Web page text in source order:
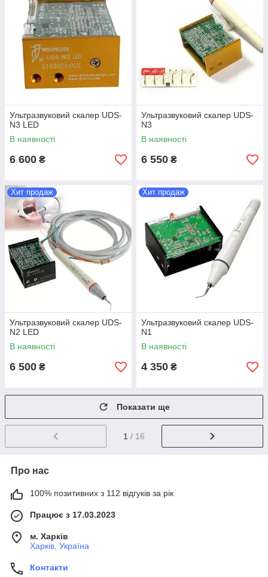
Ультразвуковий скалер UDS-
N3 LED
В наявності
6 600 ₴
Ультразвуковий скалер UDS-
N3
В наявності
6 550 ₴
Хит продаж
Ультразвуковий скалер UDS-
N2 LED
В наявності
6 500 ₴
Хит продаж
Ультразвуковий скалер UDS-
N1
В наявності
4 350 ₴
Показати ще
1 / 16
Про нас
100% позитивних з 112 відгуків за рік
Працює з 17.03.2023
м. Харків
Харків, Україна
Контакти